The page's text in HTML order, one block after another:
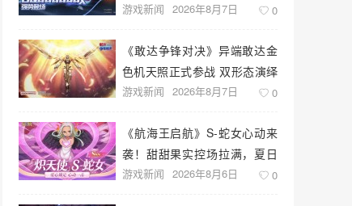
游戏新闻 2026年8月7日 0
《敢达争锋对决》异端敢达金
色机天照正式参战 双形态演绎
空中战技
游戏新闻 2026年8月7日 0
《航海王启航》S-蛇女心动来
袭！甜甜果实控场拉满，夏日
盛宴开启
游戏新闻 2026年8月6日 0